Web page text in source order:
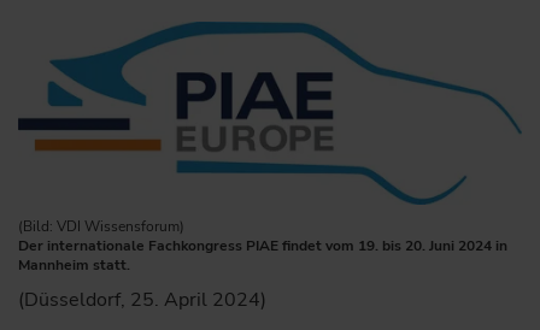
(Bild: VDI Wissensforum)
Der internationale Fachkongress PIAE findet vom 19. bis 20. Juni 2024 in
Mannheim statt.
(Düsseldorf, 25. April 2024)